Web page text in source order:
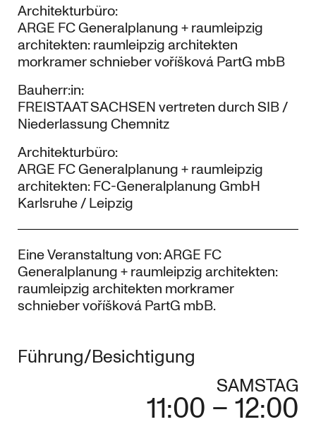
Architekturbüro:
ARGE FC Generalplanung + raumleipzig
architekten: raumleipzig architekten
morkramer schnieber voříšková PartG mbB
Bauherr:in:
FREISTAAT SACHSEN vertreten durch SIB /
Niederlassung Chemnitz
Architekturbüro:
ARGE FC Generalplanung + raumleipzig
architekten: FC-Generalplanung GmbH
Karlsruhe / Leipzig
Eine Veranstaltung von: ARGE FC
Generalplanung + raumleipzig architekten:
raumleipzig architekten morkramer
schnieber voříšková PartG mbB.
Führung/Besichtigung
SAMSTAG
11:00 – 12:00